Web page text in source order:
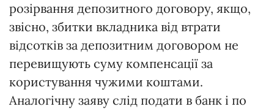
розірвання депозитного договору, якщо,
звісно, збитки вкладника від втрати
відсотків за депозитним договором не
перевищують суму компенсації за
користування чужими коштами.
Аналогічну заяву слід подати в банк і по